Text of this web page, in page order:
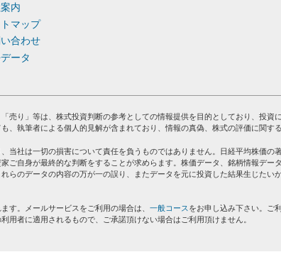
内
マップ
合わせ
ータ
売り」等は、株式投資判断の参考としての情報提供を目的としており、投
、執筆者による個人的見解が含まれており、情報の真偽、株式の評価に関す
当社は一切の損害について責任を負うものではありません。日経平均株価の
ご自身が最終的な判断をすることが求めらます。株価データ、銘柄情報デ
らのデータの内容の万が一の誤り、またデータを元に投資した結果生じたい
す。メールサービスをご利用の場合は、 一般コースをお申し込み下さい。ご
用者に適用されるもので、ご承諾頂けない場合はご利用頂けません。